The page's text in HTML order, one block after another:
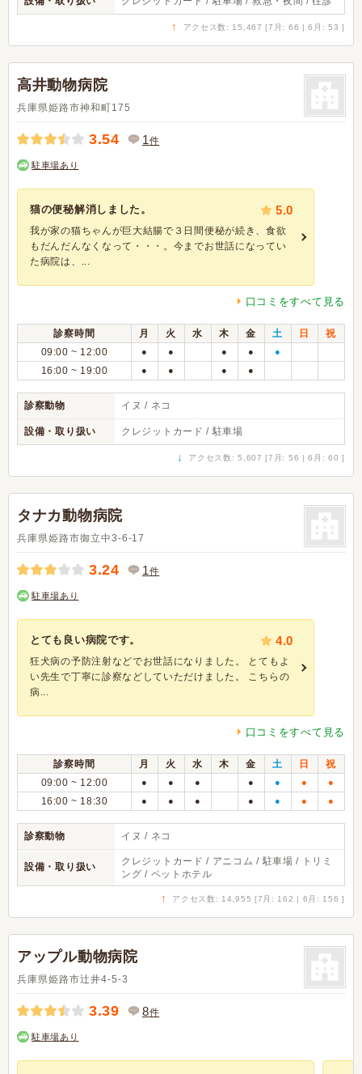
↑ アクセス数: 15,467 [7月: 66 | 6月: 53 ]
高井動物病院
兵庫県姫路市神和町175
3.54 1件
駐車場あり
猫の便秘解消しました。 5.0
我が家の猫ちゃんが巨大結腸で３日間便秘が続き、食欲
もだんだんなくなって・・・。今までお世話になってい
た病院は、...
口コミをすべて見る
診察時間 月 火 水 木 金 土 日
祝
09:00 ~ 12:00
● ● ● ● ●
16:00 ~ 19:00 ● ● ● ●
診察動物 イヌ / ネコ
設備・取り扱い クレジットカード / 駐車場
↓ アクセス数: 5,607 [7月: 56 | 6月: 60 ]
タナカ動物病院
兵庫県姫路市御立中3-6-17
3.24 1件
駐車場あり
とても良い病院です。 4.0
狂犬病の予防注射などでお世話になりました。 とてもよ
い先生で丁寧に診察などしていただけました。 こちらの
病...
口コミをすべて見る
診察時間 月 火 水 木 金 土 日
祝
09:00 ~ 12:00
● ● ● ● ● ● ●
16:00 ~ 18:30 ● ● ● ● ● ● ●
診察動物 イヌ / ネコ
設備・取り扱い
クレジットカード / アニコム / 駐車場 / トリミ
ング / ペットホテル
↑ アクセス数: 14,955 [7月: 162 | 6月: 156 ]
アップル動物病院
兵庫県姫路市辻井4-5-3
3.39 8件
駐車場あり